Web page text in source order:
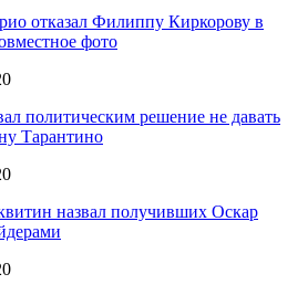
отказал Филиппу Киркорову в
фото
политическим решение не давать
Тарантино
назвал получивших Оскар